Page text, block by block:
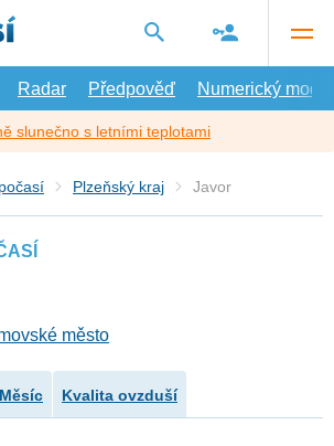
Radar Předpověď Numerický model
slunečno s letními teplotami
Plzeňský kraj Javor
město
Kvalita ovzduší